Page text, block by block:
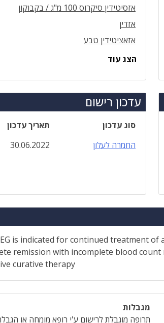
אזסיטידין סיקרוס 100 מ"ג / בקבוקון
אזדין
אזאציטידין טבע
הצג עוד
עדכון רישום
סוג עדכון
תאריך עדכון
החמרה לעלון
30.06.2022
is indicated for continued treatment
remission with incomplete blood
curative therapy
מגבלות
תרופה מוגבלת לרישום ע'י רופא מומחה או